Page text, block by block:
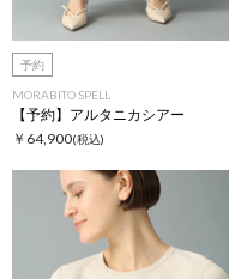
予約
MORABITO SPELL
【予約】アルタニカシアー
￥64,900(税込)